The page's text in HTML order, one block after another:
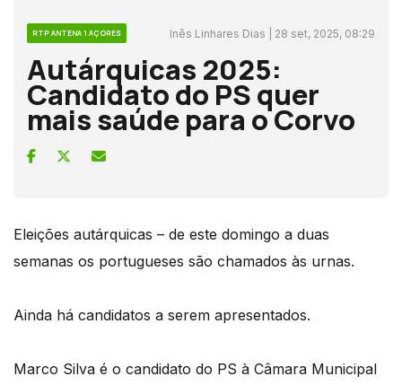
RTP ANTENA 1 AÇORES Inês Linhares Dias | 28 set, 2025, 08:29
Autárquicas 2025:
Candidato do PS quer
mais saúde para o Corvo
Eleições autárquicas – de este domingo a duas
semanas os portugueses são chamados às urnas.
Ainda há candidatos a serem apresentados.
Marco Silva é o candidato do PS à Câmara Municipal